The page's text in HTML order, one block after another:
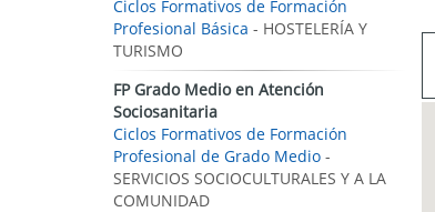
Ciclos Formativos de Formación
Profesional Básica - HOSTELERÍA Y
TURISMO
FP Grado Medio en Atención
Sociosanitaria
Ciclos Formativos de Formación
Profesional de Grado Medio -
SERVICIOS SOCIOCULTURALES Y A LA
COMUNIDAD